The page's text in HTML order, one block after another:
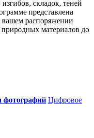
складок, теней
представлена
вашем распоряжении
материалов до
фотографий Цифровое